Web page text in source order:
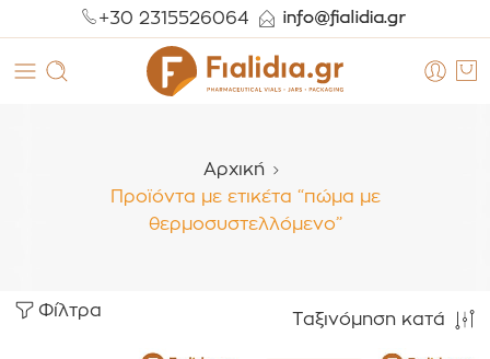
+30 2315526064
Αρχική
Προϊόντα με ετικέτα “πώμα με
θερμοσυστελλόμενο”
Φίλτρα Ταξινόμηση κατά